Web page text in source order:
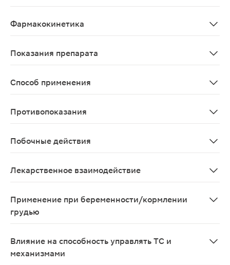
Фармакокинетика
Показания препарата
Способ применения
Противопоказания
Побочные действия
Лекарственное взаимодействие
Применение при беременности/кормлении
грудью
Влияние на способность управлять ТС и
механизмами